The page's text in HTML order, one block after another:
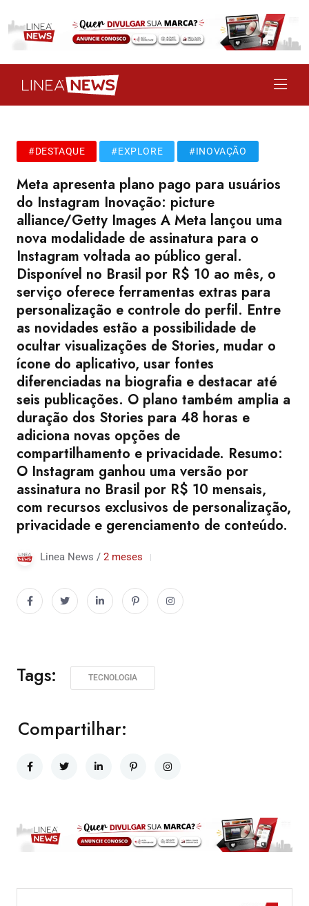
#DESTAQUE #EXPLORE #INOVAÇÃO
Meta apresenta plano pago para usuários
do Instagram Inovação: picture
alliance/Getty Images A Meta lançou uma
nova modalidade de assinatura para o
Instagram voltada ao público geral.
Disponível no Brasil por R$ 10 ao mês, o
serviço oferece ferramentas extras para
personalização e controle do perfil. Entre
as novidades estão a possibilidade de
ocultar visualizações de Stories, mudar o
ícone do aplicativo, usar fontes
diferenciadas na biografia e destacar até
seis publicações. O plano também amplia a
duração dos Stories para 48 horas e
adiciona novas opções de
compartilhamento e privacidade. Resumo:
O Instagram ganhou uma versão por
assinatura no Brasil por R$ 10 mensais,
com recursos exclusivos de personalização,
privacidade e gerenciamento de conteúdo.
Linea News / 2 meses
Tags: TECNOLOGIA
Compartilhar: